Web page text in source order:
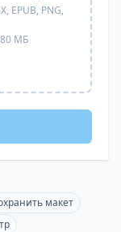
EPUB, PNG,
МБ
макет